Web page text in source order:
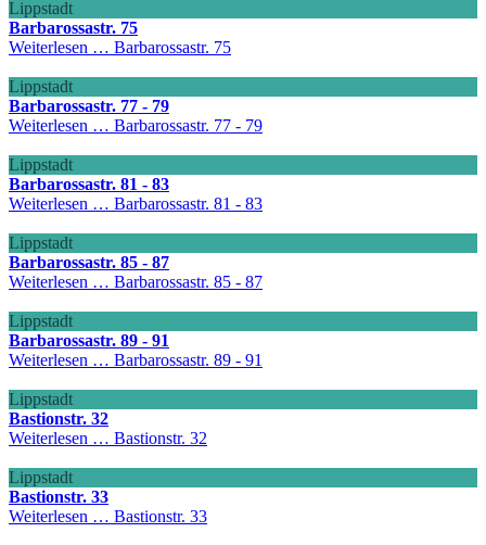
Lippstadt
Barbarossastr. 75
Weiterlesen … Barbarossastr. 75
Lippstadt
Barbarossastr. 77 - 79
Weiterlesen … Barbarossastr. 77 - 79
Lippstadt
Barbarossastr. 81 - 83
Weiterlesen … Barbarossastr. 81 - 83
Lippstadt
Barbarossastr. 85 - 87
Weiterlesen … Barbarossastr. 85 - 87
Lippstadt
Barbarossastr. 89 - 91
Weiterlesen … Barbarossastr. 89 - 91
Lippstadt
Bastionstr. 32
Weiterlesen … Bastionstr. 32
Lippstadt
Bastionstr. 33
Weiterlesen … Bastionstr. 33